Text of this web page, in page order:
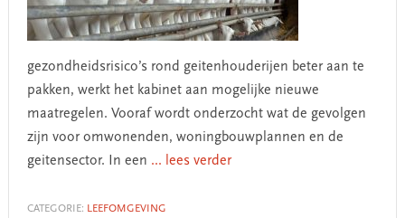
gezondheidsrisico’s rond geitenhouderijen beter aan te
pakken, werkt het kabinet aan mogelijke nieuwe
maatregelen. Vooraf wordt onderzocht wat de gevolgen
zijn voor omwonenden, woningbouwplannen en de
geitensector. In een ... lees verder
CATEGORIE: LEEFOMGEVING